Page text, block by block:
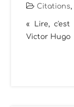
Citations,
« Lire, c'est
Victor Hugo